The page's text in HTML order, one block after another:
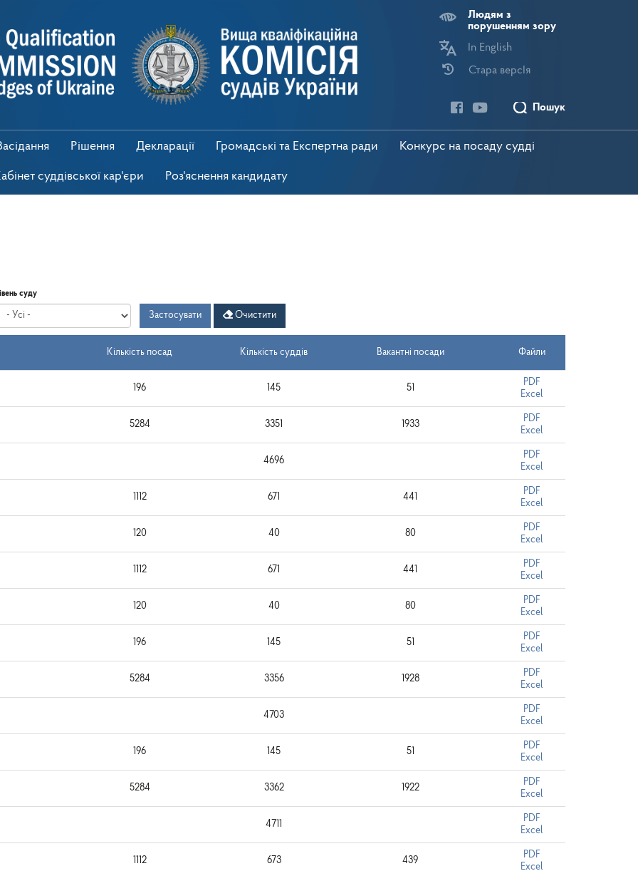
Людям з
порушенням зору
In English
Стара версІя
Пошук
Рішення Декларації Громадські та Експертна ради Конкурс на посаду судді
суддівської кар'єри Роз'яснення кандидату
суду
Застосувати Очистити
Кількість посад Кількість суддів Вакантні посади Файли
196 145 51
PDF
Excel
5284 3351 1933
PDF
Excel
4696
PDF
Excel
1112 671 441
PDF
Excel
120 40 80
PDF
Excel
1112 671 441
PDF
Excel
120 40 80
PDF
Excel
196 145 51
PDF
Excel
5284 3356 1928
PDF
Excel
4703
PDF
Excel
196 145 51
PDF
Excel
5284 3362 1922
PDF
Excel
4711
PDF
Excel
1112 673 439
PDF
Excel